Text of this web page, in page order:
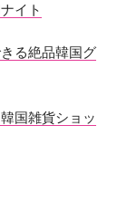
イト
る絶品韓国グ
国雑貨ショッ